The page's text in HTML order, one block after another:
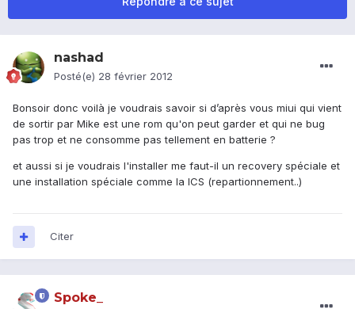
nashad
Posté(e) 28 février 2012
Bonsoir donc voilà je voudrais savoir si d’après vous miui qui vient
de sortir par Mike est une rom qu'on peut garder et qui ne bug
pas trop et ne consomme pas tellement en batterie ?
et aussi si je voudrais l'installer me faut-il un recovery spéciale et
une installation spéciale comme la ICS (repartionnement..)
Citer
Spoke_